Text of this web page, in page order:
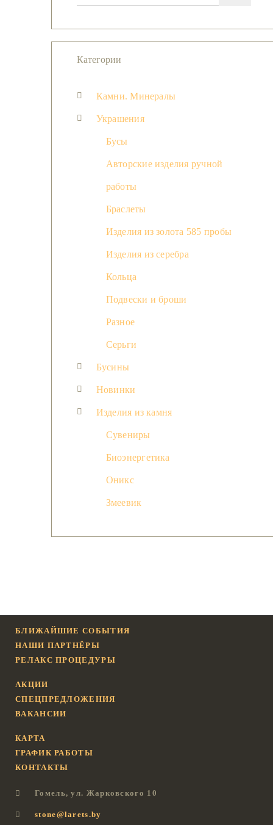
Категории
Камни. Минералы
Украшения
Бусы
Авторские изделия ручной
работы
Браслеты
Изделия из золота 585 пробы
Изделия из серебра
Кольца
Подвески и броши
Разное
Серьги
Бусины
Новинки
Изделия из камня
Сувениры
Биоэнергетика
Оникс
Змеевик
БЛИЖАЙШИЕ СОБЫТИЯ
НАШИ ПАРТНЁРЫ
РЕЛАКС ПРОЦЕДУРЫ
АКЦИИ
СПЕЦПРЕДЛОЖЕНИЯ
ВАКАНСИИ
КАРТА
ГРАФИК РАБОТЫ
КОНТАКТЫ
Гомель, ул. Жарковского 10
stone@larets.by